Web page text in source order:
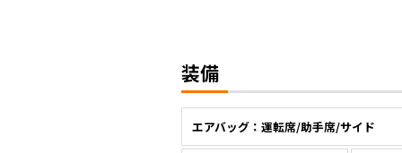
装備
エアバッグ：運転席/助手席/サイド